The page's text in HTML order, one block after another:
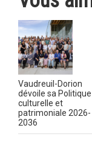
Vaudreuil-Dorion
dévoile sa Politique
culturelle et
patrimoniale 2026-
2036